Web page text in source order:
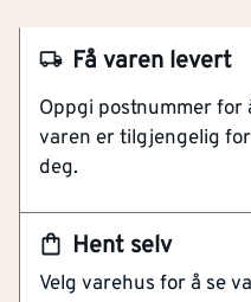
Hent selv
Velg varehus for å se
Få varen levert
Oppgi postnummer for
varen er tilgjengelig
deg.
Til de fleste
Gir ekstra trygghet
En universell
diskuslås og nøkler, er
og bruke. Låsen er laget
gjør den ekstra